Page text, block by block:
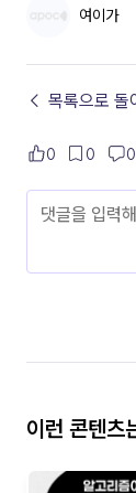
여이가
← 목록으로 돌
0 0 0
이런 콘텐츠